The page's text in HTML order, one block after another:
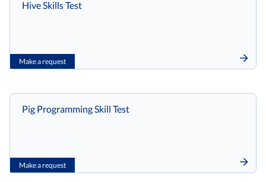
Make a request
Hive Skills Test
Make a request
Pig Programming Skill Test